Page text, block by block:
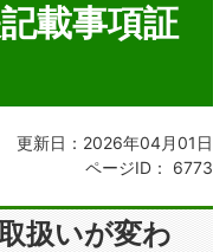
載事項証
更新日：2026年04月01日
ページID：
6773
扱いが変わ